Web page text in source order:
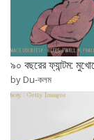
৯০ বছরের ফ্যান্টম:
by Du-কলম